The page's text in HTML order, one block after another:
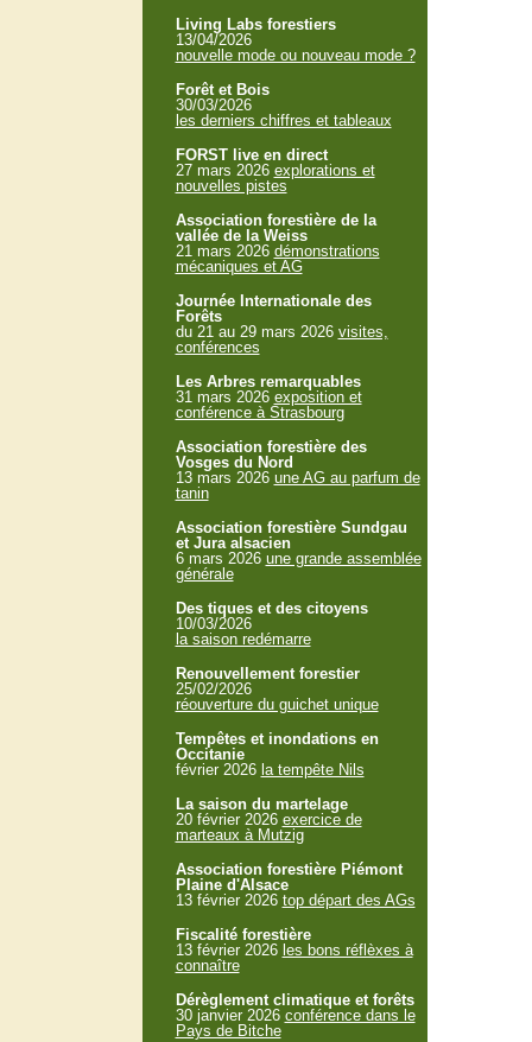
Living Labs forestiers
13/04/2026
nouvelle mode ou nouveau mode ?
Forêt et Bois
30/03/2026
les derniers chiffres et tableaux
FORST live en direct
27 mars 2026 explorations et
nouvelles pistes
Association forestière de la
vallée de la Weiss
21 mars 2026 démonstrations
mécaniques et AG
Journée Internationale des
Forêts
du 21 au 29 mars 2026 visites,
conférences
Les Arbres remarquables
31 mars 2026 exposition et
conférence à Strasbourg
Association forestière des
Vosges du Nord
13 mars 2026 une AG au parfum de
tanin
Association forestière Sundgau
et Jura alsacien
6 mars 2026 une grande assemblée
générale
Des tiques et des citoyens
10/03/2026
la saison redémarre
Renouvellement forestier
25/02/2026
réouverture du guichet unique
Tempêtes et inondations en
Occitanie
février 2026 la tempête Nils
La saison du martelage
20 février 2026 exercice de
marteaux à Mutzig
Association forestière Piémont
Plaine d'Alsace
13 février 2026 top départ des AGs
Fiscalité forestière
13 février 2026 les bons réflèxes à
connaître
Dérèglement climatique et forêts
30 janvier 2026 conférence dans le
Pays de Bitche